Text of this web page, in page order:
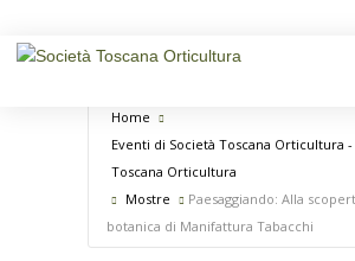
Home
Eventi di Società Toscana Orticultura -
Toscana Orticultura
Mostre
Paesaggiando: Alla
botanica di Manifattura Tabacchi